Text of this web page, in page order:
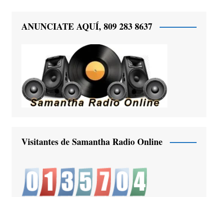
ANUNCIATE AQUÍ, 809 283 8637
Visitantes de Samantha Radio Online